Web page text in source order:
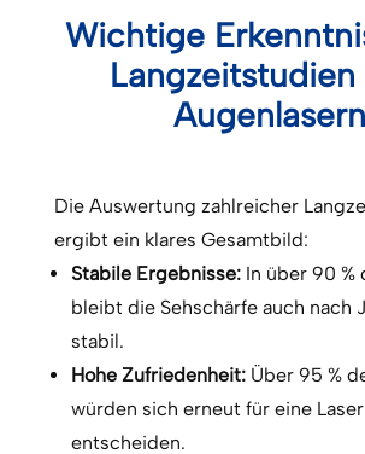
Wichtige
Langzeitstudien
Augenlasern
Die Auswertung zahlreicher
ergibt ein klares Gesamtbild:
Stabile Ergebnisse:In über 90 %
bleibt die Sehschärfe auch nach
stabil.
Hohe Zufriedenheit:Über 95 %
würden sich erneut für eine
entscheiden.